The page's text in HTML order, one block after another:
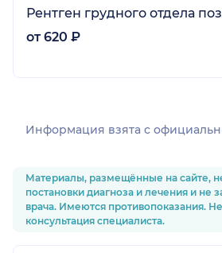
Рентген грудного отдела
от 620 ₽
Информация взята c
Материалы, размещённые на сайте,
постановки диагноза и лечения и не
врача. Имеются противопоказания.
консультация специалиста.